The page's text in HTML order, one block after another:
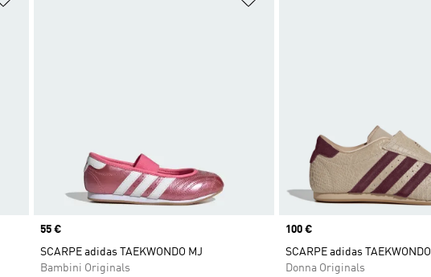
Price
55 €
SCARPE adidas TAEKWONDO MJ
Bambini Originals
Price
100 €
SCARPE adidas TAEKWONDO
Donna Originals